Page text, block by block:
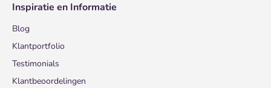
Inspiratie en Informatie
Blog
Klantportfolio
Testimonials
Klantbeoordelingen